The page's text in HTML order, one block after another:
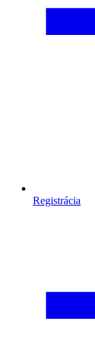
Registrácia